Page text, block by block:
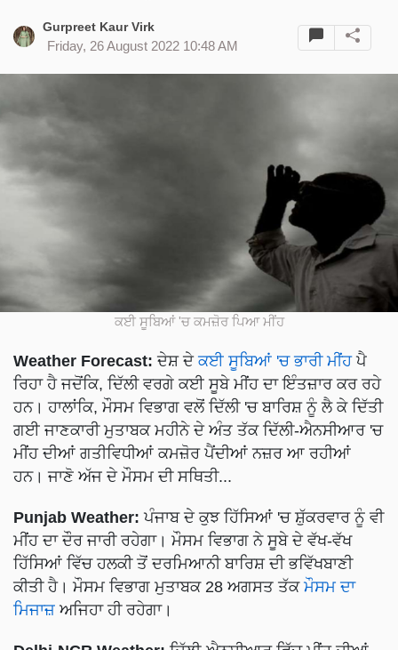
Gurpreet Kaur Virk
Friday, 26 August 2022 10:48 AM
ਕਈ ਸੂਬਿਆਂ 'ਚ ਕਮਜ਼ੋਰ ਪਿਆ ਮੀਂਹ
Weather Forecast: ਦੇਸ਼ ਦੇ ਕਈ ਸੂਬਿਆਂ 'ਚ ਭਾਰੀ ਮੀਂਹਪੈ
ਰਿਹਾ ਹੈ ਜਦੋਂਕਿ, ਦਿੱਲੀ ਵਰਗੇ ਕਈ ਸੂਬੇ ਮੀਂਹ ਦਾ ਇੰਤਜ਼ਾਰ ਕਰ ਰਹੇ
ਹਨ। ਹਾਲਾਂਕਿ, ਮੌਸਮ ਵਿਭਾਗ ਵਲੋਂ ਦਿੱਲੀ 'ਚ ਬਾਰਿਸ਼ ਨੂੰ ਲੈ ਕੇ ਦਿੱਤੀ
ਗਈ ਜਾਣਕਾਰੀ ਮੁਤਾਬਕ ਮਹੀਨੇ ਦੇ ਅੰਤ ਤੱਕ ਦਿੱਲੀ-ਐਨਸੀਆਰ 'ਚ
ਮੀਂਹ ਦੀਆਂ ਗਤੀਵਿਧੀਆਂ ਕਮਜ਼ੋਰ ਪੈਂਦੀਆਂ ਨਜ਼ਰ ਆ ਰਹੀਆਂ
ਹਨ। ਜਾਣੋ ਅੱਜ ਦੇ ਮੌਸਮ ਦੀ ਸਥਿਤੀ...
Punjab Weather: ਪੰਜਾਬ ਦੇ ਕੁਝ ਹਿੱਸਿਆਂ 'ਚ ਸ਼ੁੱਕਰਵਾਰ ਨੂੰ ਵੀ
ਮੀਂਹ ਦਾ ਦੌਰ ਜਾਰੀ ਰਹੇਗਾ। ਮੌਸਮ ਵਿਭਾਗ ਨੇ ਸੂਬੇ ਦੇ ਵੱਖ-ਵੱਖ
ਹਿੱਸਿਆਂ ਵਿੱਚ ਹਲਕੀ ਤੋਂ ਦਰਮਿਆਨੀ ਬਾਰਿਸ਼ ਦੀ ਭਵਿੱਖਬਾਣੀ
ਕੀਤੀ ਹੈ। ਮੌਸਮ ਵਿਭਾਗ ਮੁਤਾਬਕ 28 ਅਗਸਤ ਤੱਕ ਮੌਸਮ ਦਾ
ਮਿਜਾਜ਼ ਅਜਿਹਾ ਹੀ ਰਹੇਗਾ।